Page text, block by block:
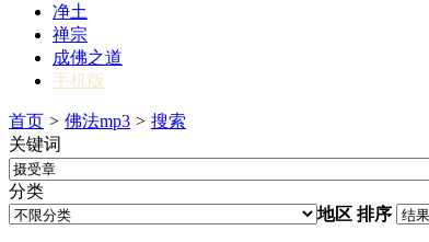
净土
禅宗
成佛之道
手机版
首页 > 佛法mp3 > 搜索
关键词
分类
地区 排序